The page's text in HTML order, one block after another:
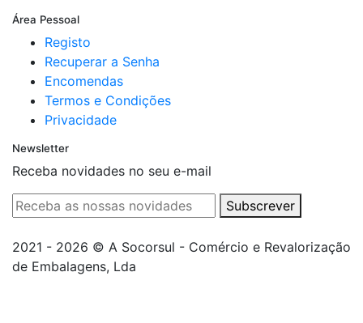
Área Pessoal
Registo
Recuperar a Senha
Encomendas
Termos e Condições
Privacidade
Newsletter
Receba novidades no seu e-mail
Subscrever
2021 - 2026 © A Socorsul - Comércio e Revalorização
de Embalagens, Lda